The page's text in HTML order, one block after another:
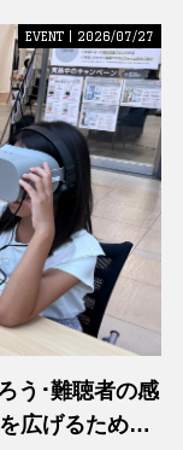
EVENT | 2026/07/27
う･難聴者の感
広げるため支